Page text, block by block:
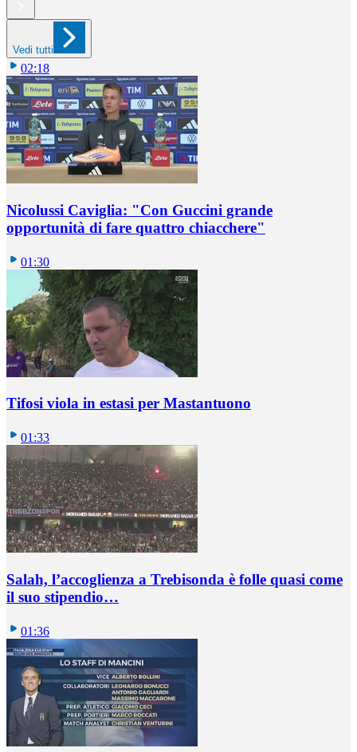
Vedi tutti
02:18
Nicolussi Caviglia: "Con Guccini grande
opportunità di fare quattro chiacchere"
01:30
Tifosi viola in estasi per Mastantuono
01:33
Salah, l’accoglienza a Trebisonda è folle quasi come
il suo stipendio…
01:36